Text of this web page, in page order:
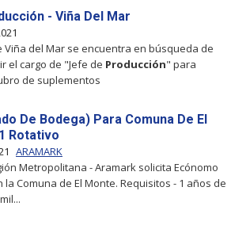
- Viña Del Mar
Viña del Mar se encuentra en búsqueda de
el cargo de "Jefe de Producción" para
de suplementos
De Bodega) Para Comuna De El
Rotativo
ARAMARK
Metropolitana - Aramark solicita Ecónomo
Comuna de El Monte. Requisitos - 1 años de